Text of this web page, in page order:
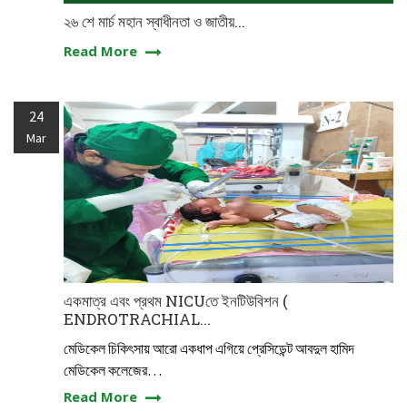
২৬ শে মার্চ মহান স্বাধীনতা ও জাতীয়...
Read More
24
Mar
একমাত্র এবং প্রথম NICUতে ইনটিউবিশন (
ENDROTRACHIAL...
মেডিকেল চিকিৎসায় আরো একধাপ এগিয়ে প্রেসিডেন্ট আবদুল হামিদ
মেডিকেল কলেজের…
Read More